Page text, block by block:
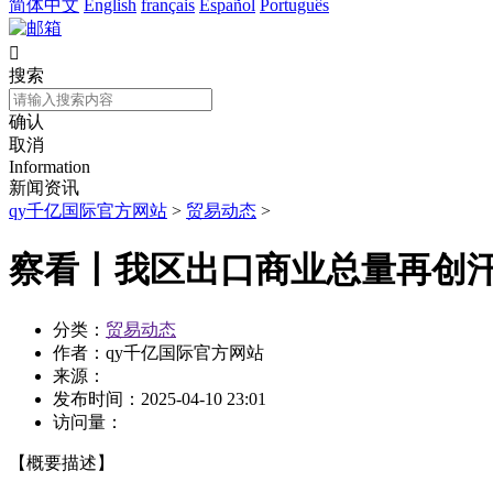
简体中文 English français Español Português

搜索
确认
取消
Information
新闻资讯
qy千亿国际官方网站 > 贸易动态 >
察看丨我区出口商业总量再创
分类： 贸易动态
作者： qy千亿国际官方网站
来源：
发布时间： 2025-04-10 23:01
访问量：
【概要描述】